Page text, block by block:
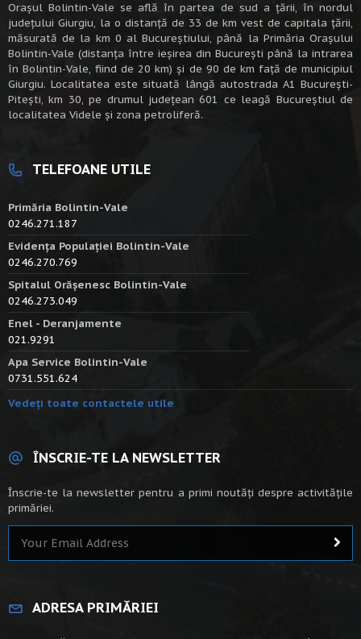
Oraşul Bolintin-Vale se află în partea de sud a ţării, în nordul
judeţului Giurgiu, la o distanţă de 33 de km vest de capitala țării,
măsurată de la km 0 al Bucureștiului, până la Primăria Orașului
Bolintin-Vale (distanța între ieșirea din București până la intrarea
în Bolintin-Vale, fiind de 20 km) şi de 90 de km faţă de municipiul
Giurgiu. Localitatea este situată lângă autostrada A1 Bucureşti-
Piteşti, km 30, pe drumul judeţean 601 ce leagă Bucureştiul de
localitatea Videle şi zona petroliferă.
TELEFOANE UTILE
Primăria Bolintin-Vale
0246.271.187
Evidența Populației Bolintin-Vale
0246.270.769
Spitalul Orășenesc Bolintin-Vale
0246.273.049
Enel - Deranjamente
021.9291
Apa Service Bolintin-Vale
0731.551.624
Vedeți toate contactele utile
ÎNSCRIE-TE LA NEWSLETTER
Înscrie-te la newsletter pentru a primi noutăți despre activitățile
primăriei.
ADRESA PRIMĂRIEI